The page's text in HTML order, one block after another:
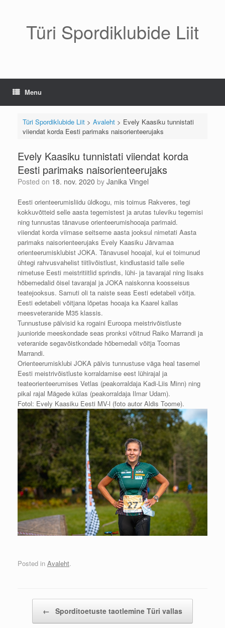
Türi Spordiklubide Liit
Menu
Türi Spordiklubide Liit> Avaleht> Evely Kaasiku tunnistati
viiendat korda Eesti parimaks naisorienteerujaks
Evely Kaasiku tunnistati viiendat korda
Eesti parimaks naisorienteerujaks
Posted on 18. nov. 2020 by Janika Vingel
Eesti orienteerumisliidu üldkogu, mis toimus Rakveres, tegi
kokkuvõtteid selle aasta tegemistest ja arutas tuleviku tegemisi
ning tunnustas tänavuse orienteerumishooaja parimaid.
viiendat korda viimase seitseme aasta jooksul nimetati Aasta
parimaks naisorienteerujaks Evely Kaasiku Järvamaa
orienteerumisklubist JOKA. Tänavusel hooajal, kui ei toimunud
ühtegi rahvusvahelist tiitlivõistlust, kindlustasid talle selle
nimetuse Eesti meistritiitlid sprindis, lühi- ja tavarajal ning lisaks
hõbemedalid öisel tavarajal ja JOKA naiskonna koosseisus
teatejooksus. Samuti oli ta naiste seas Eesti edetabeli võitja.
Eesti edetabeli võitjana lõpetas hooaja ka Kaarel kallas
meesveteranide M35 klassis.
Tunnustuse pälvisid ka rogaini Euroopa meistrivõistluste
juunioride meeskondade seas pronksi võitnud Raiko Marrandi ja
veteranide segavõistkondade hõbemedali võitja Toomas
Marrandi.
Orienteerumisklubi JOKA pälvis tunnustuse väga heal tasemel
Eesti meistrivõistluste korraldamise eest lühirajal ja
teateorienteerumises Vetlas (peakorraldaja Kadi-Liis Minn) ning
pikal rajal Mägede külas (peakorraldaja Ilmar Udam).
Fotol: Evely Kaasiku Eesti MV-l (foto autor Aldis Toome).
Posted in Avaleht.
← Sporditoetuste taotlemine Türi vallas